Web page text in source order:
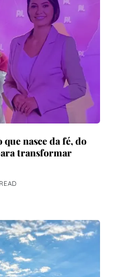
nasce da fé, do
transformar